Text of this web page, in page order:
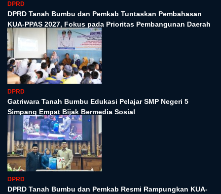
DPRD
DPRD Tanah Bumbu dan Pemkab Tuntaskan Pembahasan
KUA-PPAS 2027, Fokus pada Prioritas Pembangunan Daerah
DPRD
Gatriwara Tanah Bumbu Edukasi Pelajar SMP Negeri 5
Simpang Empat Bijak Bermedia Sosial
DPRD
DPRD Tanah Bumbu dan Pemkab Resmi Rampungkan KUA-